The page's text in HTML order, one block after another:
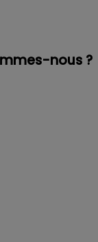
nous ?